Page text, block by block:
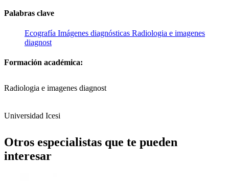
Palabras clave
Ecografía Imágenes diagnósticas Radiologia e imagenes
diagnost
Formación académica:
Radiologia e imagenes diagnost
Universidad Icesi
Otros especialistas que te pueden
interesar